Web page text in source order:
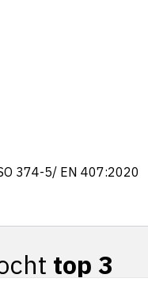
374-5/ EN 407:2020
top 3